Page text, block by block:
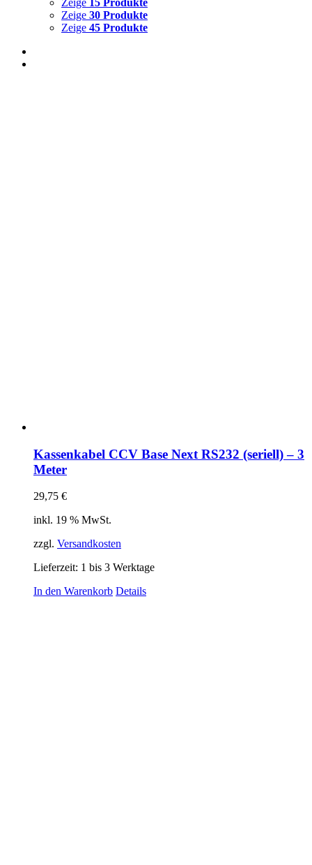
Zeige 30 Produkte
Zeige 45 Produkte
Kassenkabel CCV Base Next RS232 (seriell) – 3
Meter
29,75 €
inkl. 19 % MwSt.
zzgl. Versandkosten
Lieferzeit: 1 bis 3 Werktage
In den Warenkorb Details